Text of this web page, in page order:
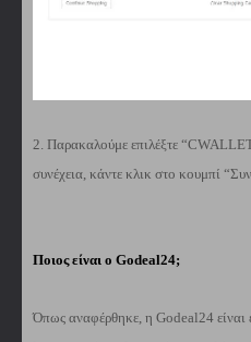
2. Παρακαλούμε επιλέξτε
συνέχεια, κάντε κλικ στο κουμπί
Ποιος είναι ο Godeal24;
Όπως αναφέρθηκε, η Godeal24 είναι